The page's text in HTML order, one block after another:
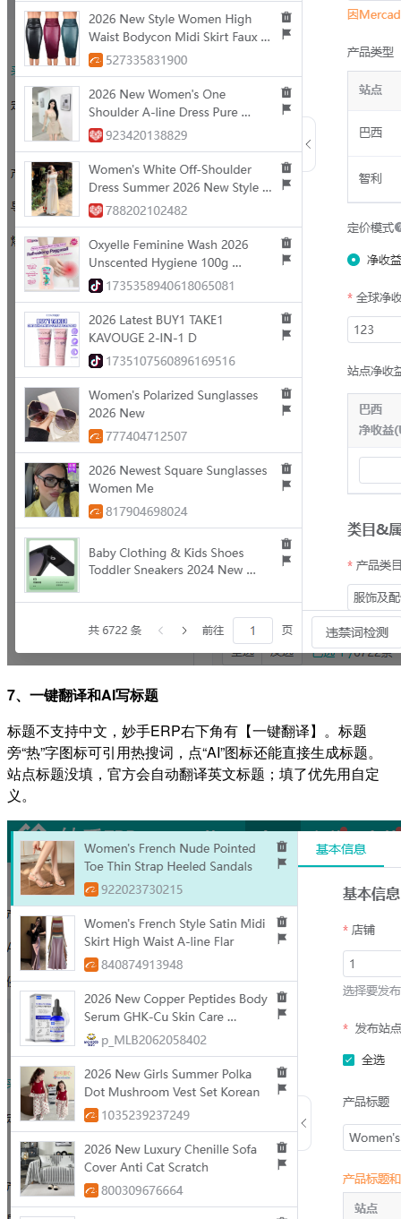
7、一键翻译和AI写标题
标题不支持中文，妙手ERP右下角有【一键翻译】。标题
旁“热”字图标可引用热搜词，点“AI”图标还能直接生成标题。
站点标题没填，官方会自动翻译英文标题；填了优先用自定
义。